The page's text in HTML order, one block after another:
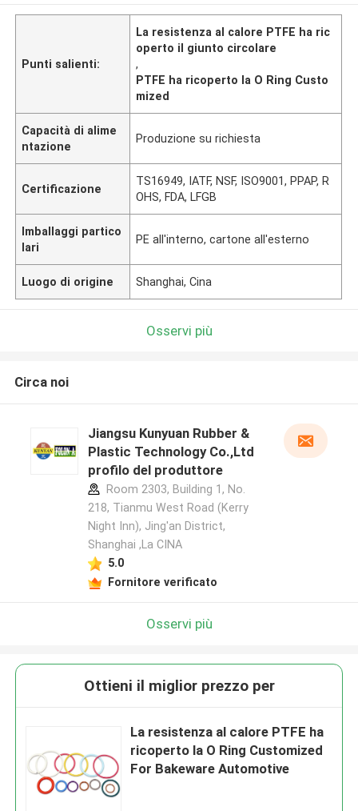
Punti salienti:
La resistenza al calore PTFE ha ric
operto il giunto circolare
,
PTFE ha ricoperto la O Ring Custo
mized
Capacità di alime
ntazione
Produzione su richiesta
Certificazione
TS16949, IATF, NSF, ISO9001, PPAP, R
OHS, FDA, LFGB
Imballaggi partico
lari
PE all'interno, cartone all'esterno
Luogo di origine Shanghai, Cina
Osservi più
Circa noi
Jiangsu Kunyuan Rubber &
Plastic Technology Co.,Ltd
profilo del produttore
Room 2303, Building 1, No.
218, Tianmu West Road (Kerry
Night Inn), Jing'an District,
Shanghai ,La CINA
5.0
Fornitore verificato
Osservi più
Ottieni il miglior prezzo per
La resistenza al calore PTFE ha
ricoperto la O Ring Customized
For Bakeware Automotive